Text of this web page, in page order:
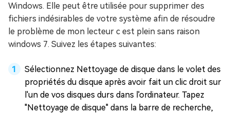
Windows. Elle peut être utilisée pour supprimer des
fichiers indésirables de votre système afin de résoudre
le problème de mon lecteur c est plein sans raison
windows 7. Suivez les étapes suivantes:
Sélectionnez Nettoyage de disque dans le volet des
propriétés du disque après avoir fait un clic droit sur
l'un de vos disques durs dans l'ordinateur. Tapez
"Nettoyage de disque" dans la barre de recherche,